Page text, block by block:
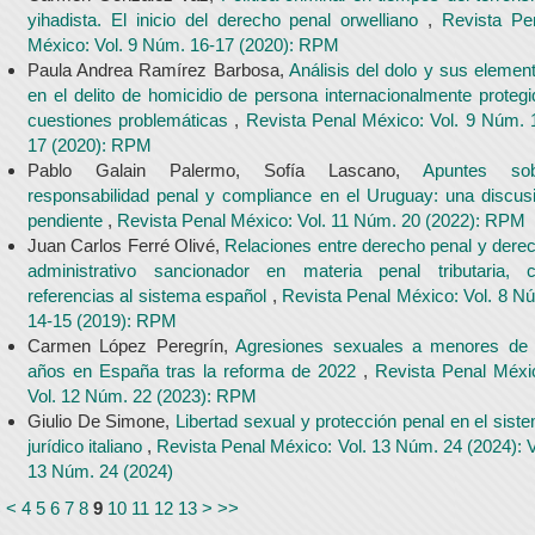
yihadista. El inicio del derecho penal orwelliano , Revista
México: Vol. 9 Núm. 16-17 (2020): RPM
Paula Andrea Ramírez Barbosa, Análisis del dolo y sus
en el delito de homicidio de persona internacionalmente
cuestiones problemáticas , Revista Penal México: Vol. 9 Núm.
17 (2020): RPM
Pablo Galain Palermo, Sofía Lascano, Apuntes
responsabilidad penal y compliance en el Uruguay: una
pendiente , Revista Penal México: Vol. 11 Núm. 20 (2022): RPM
Juan Carlos Ferré Olivé, Relaciones entre derecho penal y
administrativo sancionador en materia penal tributaria,
referencias al sistema español , Revista Penal México: Vol. 8
14-15 (2019): RPM
Carmen López Peregrín,Agresiones sexuales a menores de
años en España tras la reforma de 2022 , Revista Penal
Vol. 12 Núm. 22 (2023): RPM
Giulio De Simone, Libertad sexual y protección penal en el
jurídico italiano , Revista Penal México: Vol. 13 Núm. 24 (2024):
13 Núm. 24 (2024)
< 4 5 6 7 8 9 10 11 12 13 > >>